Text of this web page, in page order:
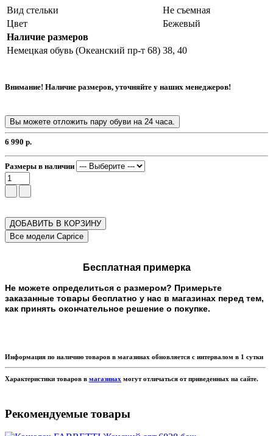
Вид стельки
Не съемная
Цвет
Бежевый
Наличие размеров
Немецкая обувь (Океанский пр-т 68) 38, 40
Внимание! Наличие размеров, уточняйте у наших менеджеров!
Вы можете отложить пару обуви на 24 часа.
6 990 р.
Размеры в наличии
ДОБАВИТЬ В КОРЗИНУ
Бесплатная примерка
Не можете определиться с размером? Примерьте
заказанные товары бесплатно у нас в магазинах перед тем,
как принять окончательное решение о покупке.
Информация по наличию товаров в магазинах обновляется с интервалом в 1 сутки
Характеристики товаров в магазинах могут отличаться от приведенных на сайте.
Рекомендуемые товары